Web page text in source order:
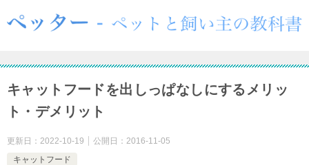
キャットフードを出しっぱなしにするメリッ
ト・デメリット
更新日： 2022-10-19 公開日： 2016-11-05
キャットフード